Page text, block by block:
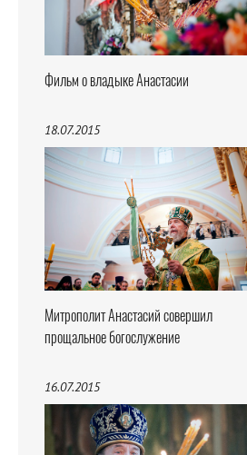
Фильм о владыке Анастасии
18.07.2015
Митрополит Анастасий совершил
прощальное богослужение
16.07.2015